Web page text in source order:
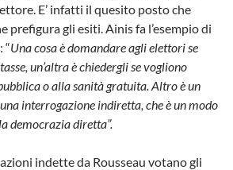
E’ infatti il quesito posto che
prefigura gli esiti. Ainis fa l’esempio di
“Una cosa è domandare agli elettori se
un’altra è chiedergli se vogliono
o alla sanità gratuita. Altro è un
interrogazione indiretta, che è un modo
democrazia diretta”.
indette da Rousseau votano gli